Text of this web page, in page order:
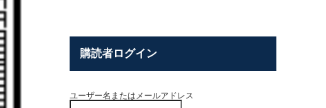
購読者ログイン
ユーザー名またはメールアドレス